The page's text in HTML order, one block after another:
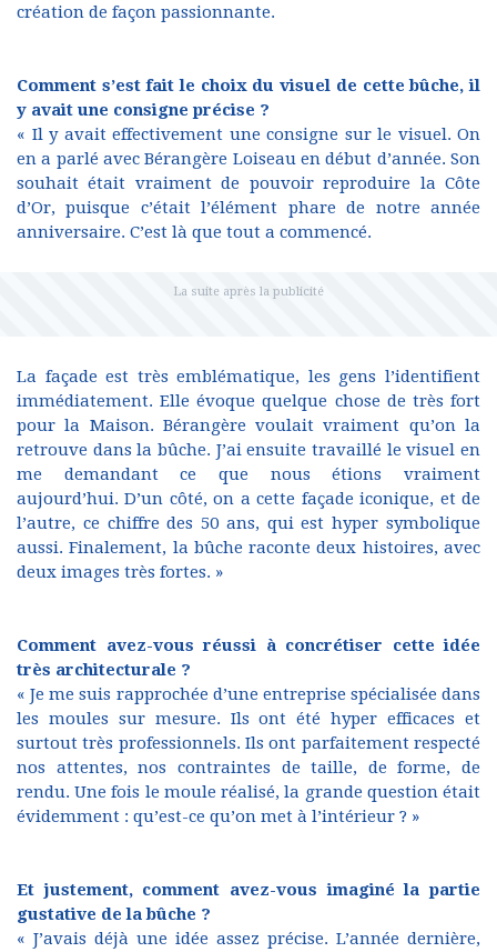
création de façon passionnante.
Comment s’est fait le choix du visuel de cette bûche, il
y avait une consigne précise ?
« Il y avait effectivement une consigne sur le visuel. On
en a parlé avec Bérangère Loiseau en début d’année. Son
souhait était vraiment de pouvoir reproduire la Côte
d’Or, puisque c’était l’élément phare de notre année
anniversaire. C’est là que tout a commencé.
La façade est très emblématique, les gens l’identifient
immédiatement. Elle évoque quelque chose de très fort
pour la Maison. Bérangère voulait vraiment qu’on la
retrouve dans la bûche. J’ai ensuite travaillé le visuel en
me demandant ce que nous étions vraiment
aujourd’hui. D’un côté, on a cette façade iconique, et de
l’autre, ce chiffre des 50 ans, qui est hyper symbolique
aussi. Finalement, la bûche raconte deux histoires, avec
deux images très fortes. »
Comment avez-vous réussi à concrétiser cette idée
très architecturale ?
« Je me suis rapprochée d’une entreprise spécialisée dans
les moules sur mesure. Ils ont été hyper efficaces et
surtout très professionnels. Ils ont parfaitement respecté
nos attentes, nos contraintes de taille, de forme, de
rendu. Une fois le moule réalisé, la grande question était
évidemment : qu’est-ce qu’on met à l’intérieur ? »
Et justement, comment avez-vous imaginé la partie
gustative de la bûche ?
« J’avais déjà une idée assez précise. L’année dernière,